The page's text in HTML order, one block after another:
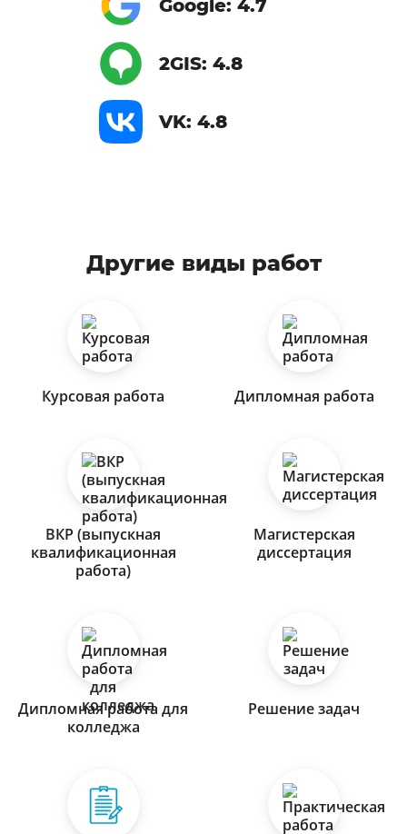
Google: 4.7
2GIS: 4.8
VK: 4.8
Другие виды работ
Курсовая работа Дипломная работа
ВКР (выпускная
квалификационная
работа)
Магистерская
диссертация
Дипломная работа для
колледжа
Решение задач